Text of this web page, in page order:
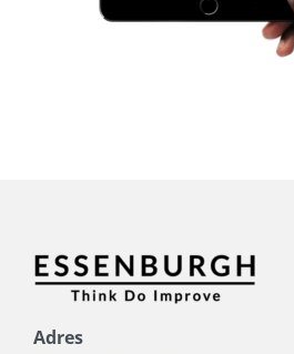
Adres